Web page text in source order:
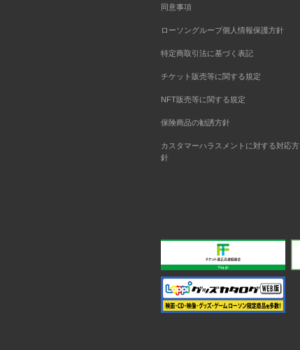
同意事項
ローソングループ個人情報保護方針
特定商取引法に基づく表記
チケット販売等に関する規定
NFT販売等に関する規定
保険商品の勧誘方針
カスタマーハラスメントに対する対応方
針